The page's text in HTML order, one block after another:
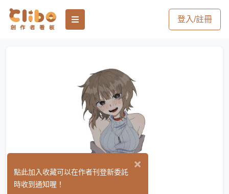
登入/註冊
白鄙笙
×
點此加入收藏可以在作者刊登新委託
時收到通知喔！